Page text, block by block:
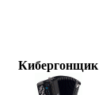
Кибергонщик